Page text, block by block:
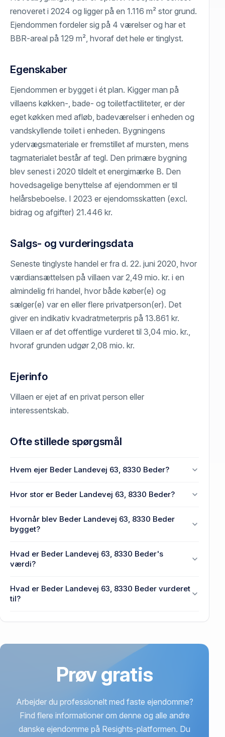
renoveret i 2024 og ligger på en 1.116 m² stor grund.
Ejendommen fordeler sig på 4 værelser og har et
BBR-areal på 129 m², hvoraf det hele er tinglyst.
Egenskaber
Ejendommen er bygget i ét plan. Kigger man på
villaens køkken-, bade- og toiletfactiliteter, er der
eget køkken med afløb, badeværelser i enheden og
vandskyllende toilet i enheden. Bygningens
ydervægsmateriale er fremstillet af mursten, mens
tagmaterialet består af tegl. Den primære bygning
blev senest i 2020 tildelt et energimærke B. Den
hovedsagelige benyttelse af ejendommen er til
helårsbeboelse. I 2023 er ejendomsskatten (excl.
bidrag og afgifter) 21.446 kr.
Salgs- og vurderingsdata
Seneste tinglyste handel er fra d. 22. juni 2020, hvor
værdiansættelsen på villaen var 2,49 mio. kr. i en
almindelig fri handel, hvor både køber(e) og
sælger(e) var en eller flere privatperson(er). Det
giver en indikativ kvadratmeterpris på 13.861 kr.
Villaen er af det offentlige vurderet til 3,04 mio. kr.,
hvoraf grunden udgør 2,08 mio. kr.
Ejerinfo
Villaen er ejet af en privat person eller
interessentskab.
Ofte stillede spørgsmål
Hvem ejer Beder Landevej 63, 8330 Beder?
Hvor stor er Beder Landevej 63, 8330 Beder?
63, 8330 Beder.
Hvornår blev Beder Landevej 63, 8330 Beder
bygget?
Landevej 63, 8330 Beder.
Hvad er Beder Landevej 63, 8330 Beder's
værdi?
8330 Beder senest blev handlet i 2020.
Hvad er Beder Landevej 63, 8330 Beder vurderet
til?
Prøv gratis
Arbejder du professionelt med faste ejendomme?
Find flere informationer om denne og alle andre
danske ejendomme på Resights-platformen. Du